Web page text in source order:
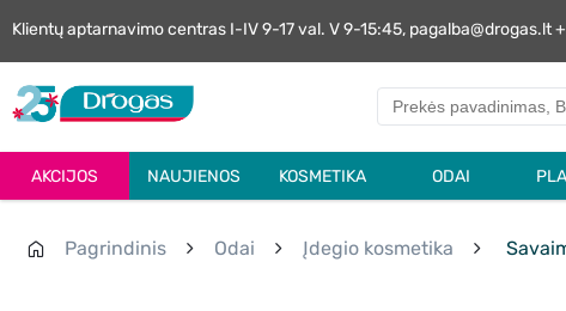
Klientų aptarnavimo centras I-IV 9-17 val. V 9-15:45, pagalba@drogas.lt
AKCIJOS NAUJIENOS KOSMETIKA ODAI
Pagrindinis Odai Įdegio kosmetika